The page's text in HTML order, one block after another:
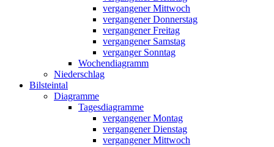
vergangener Mittwoch
vergangener Donnerstag
vergangener Freitag
vergangener Samstag
verganger Sonntag
Wochendiagramm
Niederschlag
Bilsteintal
Diagramme
Tagesdiagramme
vergangener Montag
vergangener Dienstag
vergangener Mittwoch